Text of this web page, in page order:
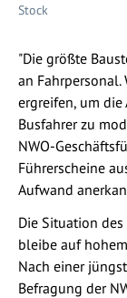
Stock
"Die größte
an
ergreifen, um
Busfahrer zu
NWO-
Führerscheine
Aufwand
Die Situation
bleibe auf
Nach einer
Befragung der